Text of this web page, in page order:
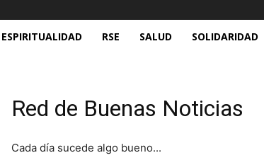
ESPIRITUALIDAD RSE SALUD SOLIDARIDAD
Red de Buenas Noticias
Cada día sucede algo bueno...